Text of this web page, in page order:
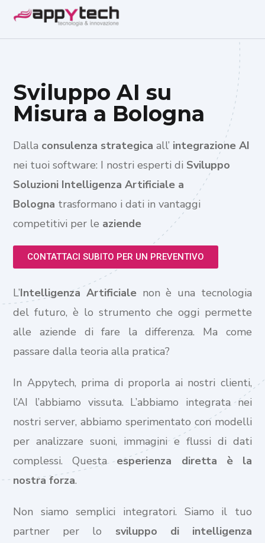
Sviluppo AI su
Misura a Bologna
Dalla consulenza strategica all’ integrazione AI
nei tuoi software: I nostri esperti di Sviluppo
Soluzioni Intelligenza Artificiale a
Bologna trasformano i dati in vantaggi
competitivi per le aziende
CONTATTACI SUBITO PER UN PREVENTIVO
L’Intelligenza Artificiale non è una tecnologia
del futuro, è lo strumento che oggi permette
alle aziende di fare la differenza. Ma come
passare dalla teoria alla pratica?
In Appytech, prima di proporla ai nostri clienti,
l’AI l’abbiamo vissuta. L’abbiamo integrata nei
nostri server, abbiamo sperimentato con modelli
per analizzare suoni, immagini e flussi di dati
complessi. Questaesperienza diretta è la
nostra forza.
Non siamo semplici integratori. Siamo il tuo
partner per lo sviluppo di intelligenza